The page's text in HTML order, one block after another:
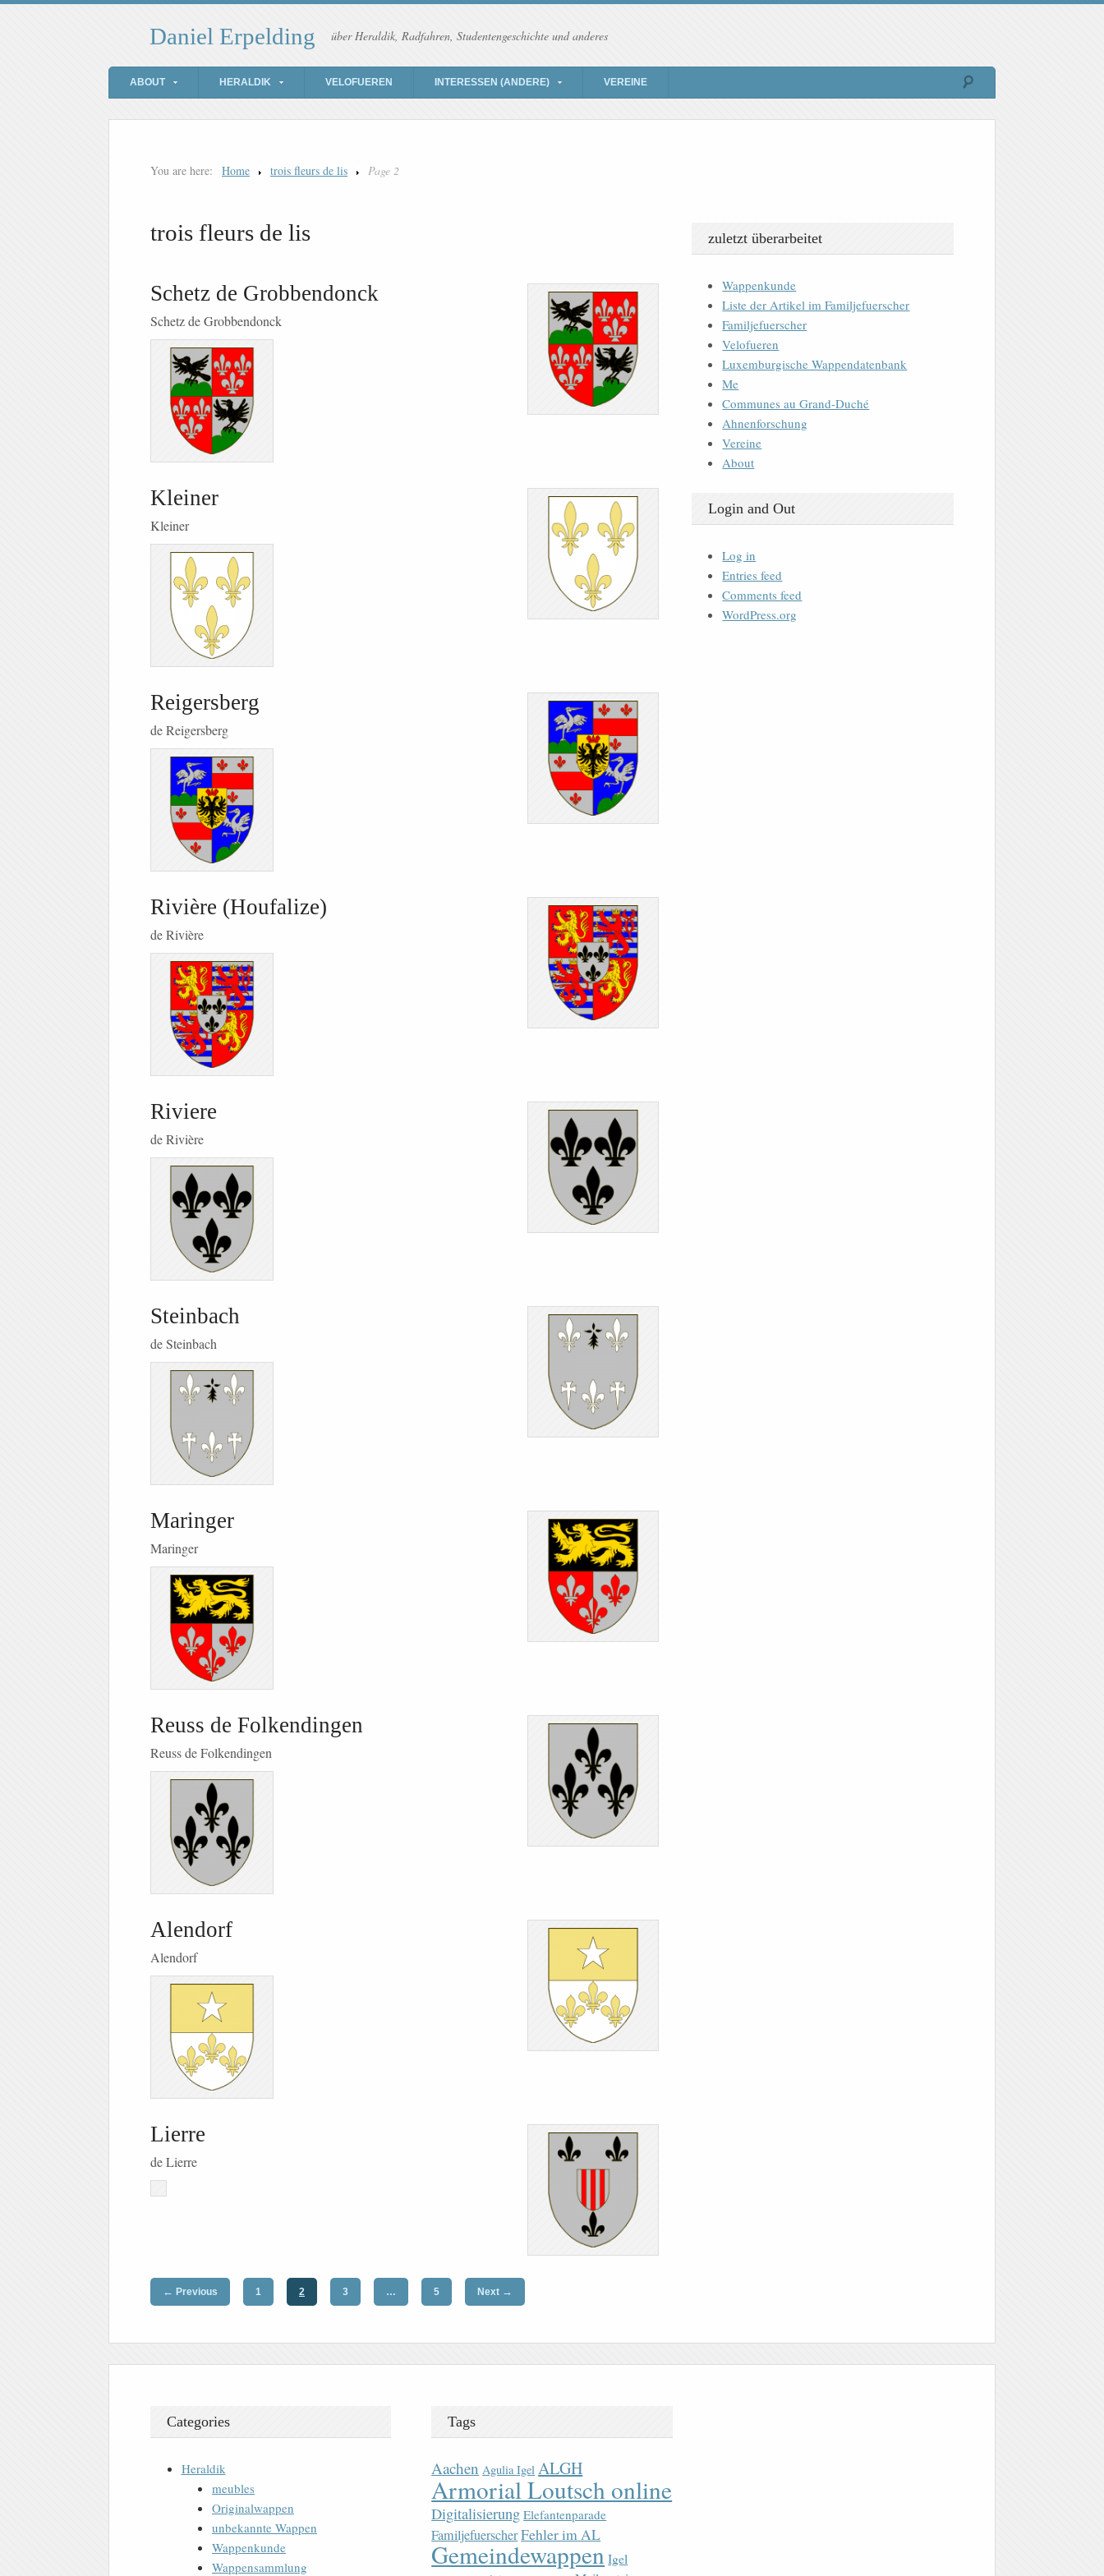
Daniel Erpelding über Heraldik, Radfahren, Studentengeschichte und anderes
ABOUT HERALDIK VELOFUEREN INTERESSEN (ANDERE) VEREINE
You are here: Home trois fleurs de lis Page 2
trois fleurs de lis
Schetz de Grobbendonck
Schetz de Grobbendonck
Kleiner
Kleiner
Reigersberg
de Reigersberg
Rivière (Houfalize)
de Rivière
Riviere
de Rivière
Steinbach
de Steinbach
Maringer
Maringer
Reuss de Folkendingen
Reuss de Folkendingen
Alendorf
Alendorf
Lierre
de Lierre
← Previous 1 2 3 … 5 Next →
zuletzt überarbeitet
Wappenkunde
Liste der Artikel im Familjefuerscher
Familjefuerscher
Velofueren
Luxemburgische Wappendatenbank
Me
Communes au Grand-Duché
Ahnenforschung
Vereine
About
Login and Out
Log in
Entries feed
Comments feed
WordPress.org
Categories
Heraldik
meubles
Originalwappen
unbekannte Wappen
Wappenkunde
Wappensammlung
Tags
Aachen Agulia Igel ALGH
Armorial Loutsch online
Digitalisierung Elefantenparade
FamiljefuerscherFehler im AL
Gemeindewappen Igel